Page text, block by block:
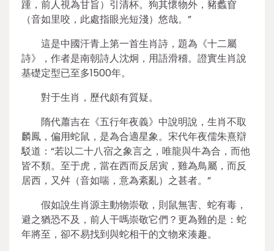
踵，前人視為甘旨）引清杯。狗其懷物外，豬蠡窅
（音如里咬，此處指眼光短淺）悠哉。”
這是中國汗青上第一首生肖詩，題為《十二屬
詩》，作者是南朝詩人沈炯，用語滑稽。證實生肖說
基礎定型已至多1500年。
對于生肖，歷代頗有質疑。
隋代蕭吉在《五行年夜義》中說明說，生肖不取
麟鳳，偏用蛇鼠，是為合適星象。宋代年夜儒朱熹辯
駁道：“若以二十八宿之象言之，唯龍與牛為合，而他
皆不類。至于虎，當在西而反居寅，雞為鳥屬，而反
居西，又舛（音如喘，意為紊亂）之甚者。”
假如說生肖源主動物崇敬，則鼠無害、蛇有毒，
避之猶恐不及，前人干嗎崇敬它們？更為難的是：蛇
年將至，卻不易找到與蛇相干的文物來湊趣。